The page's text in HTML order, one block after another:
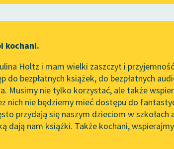
Lektury
redakcyjne
„Prokurator Alicja Horn” do
literatury skandynawskiej
Spotkanie z Katarzyną Tunkiel
w Oslo
102. lata temu zmarł Joseph
Conrad
kochani.
Holtz i mam wielki zaszczyt i
do bezpłatnych książek, do bezpłatnych
Musimy nie tylko korzystać, ale także
nich nie będziemy mieć dostępu do
przydają się naszym dzieciom w
dają nam książki. Także kochani,
Salgari ✖ Modernizm✖